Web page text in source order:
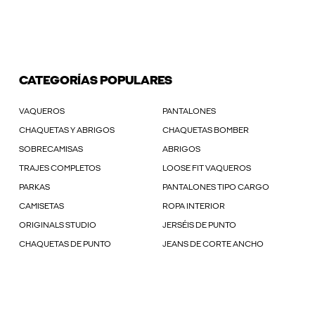
CATEGORÍAS POPULARES
VAQUEROS PANTALONES
CHAQUETAS Y ABRIGOS CHAQUETAS BOMBER
SOBRECAMISAS ABRIGOS
TRAJES COMPLETOS LOOSE FIT VAQUEROS
PARKAS PANTALONES TIPO CARGO
CAMISETAS ROPA INTERIOR
ORIGINALS STUDIO JERSÉIS DE PUNTO
CHAQUETAS DE PUNTO JEANS DE CORTE ANCHO